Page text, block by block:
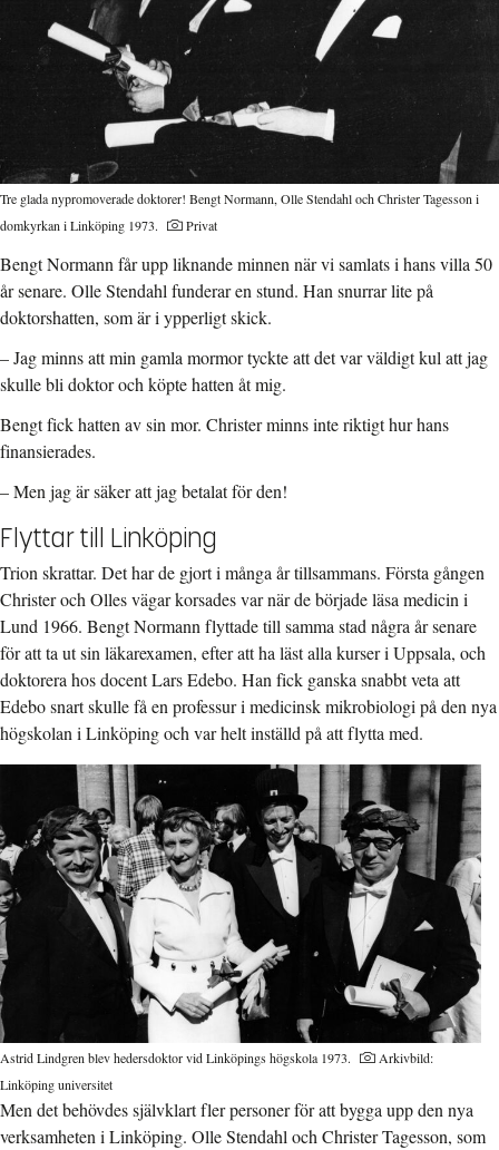
Tre glada nypromoverade doktorer! Bengt Normann, Olle Stendahl och Christer Tagesson i
domkyrkan i Linköping 1973.
Privat
Bengt Normann får upp liknande minnen när vi samlats i hans villa 50
år senare. Olle Stendahl funderar en stund. Han snurrar lite på
doktorshatten, som är i ypperligt skick.
– Jag minns att min gamla mormor tyckte att det var väldigt kul att jag
skulle bli doktor och köpte hatten åt mig.
Bengt fick hatten av sin mor. Christer minns inte riktigt hur hans
finansierades.
– Men jag är säker att jag betalat för den!
Flyttar till Linköping
Trion skrattar. Det har de gjort i många år tillsammans. Första gången
Christer och Olles vägar korsades var när de började läsa medicin i
Lund 1966. Bengt Normann flyttade till samma stad några år senare
för att ta ut sin läkarexamen, efter att ha läst alla kurser i Uppsala, och
doktorera hos docent Lars Edebo. Han fick ganska snabbt veta att
Edebo snart skulle få en professur i medicinsk mikrobiologi på den nya
högskolan i Linköping och var helt inställd på att flytta med.
Astrid Lindgren blev hedersdoktor vid Linköpings högskola 1973.
Arkivbild:
Linköping universitet
Men det behövdes självklart fler personer för att bygga upp den nya
verksamheten i Linköping. Olle Stendahl och Christer Tagesson, som